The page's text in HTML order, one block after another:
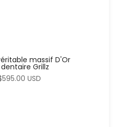
massif D'Or
Grillz
USD